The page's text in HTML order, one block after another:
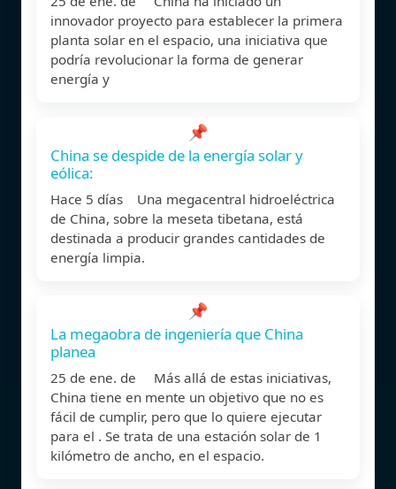
innovador proyecto para establecer la primera
planta solar en el espacio, una iniciativa que
podría revolucionar la forma de generar
energía y
📌
China se despide de la energía solar y
eólica:
Hace 5 días Una megacentral hidroeléctrica
de China, sobre la meseta tibetana, está
destinada a producir grandes cantidades de
energía limpia.
📌
La megaobra de ingeniería que China
planea
25 de ene. de Más allá de estas iniciativas,
China tiene en mente un objetivo que no es
fácil de cumplir, pero que lo quiere ejecutar
para el . Se trata de una estación solar de 1
kilómetro de ancho, en el espacio.